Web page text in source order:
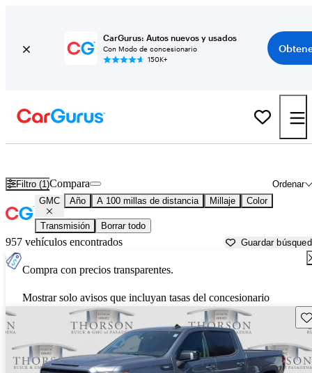
CarGurus: Autos nuevos y usados
Con Modo de concesionario
150K+
Filtro (1) Ordenar
Compara
GMC Año A 100 millas de distancia Millaje Color
Transmisión Borrar todo
957 vehículos encontrados Guardar
Compra con precios transparentes.
Mostrar solo avisos que incluyan tasas del concesionario